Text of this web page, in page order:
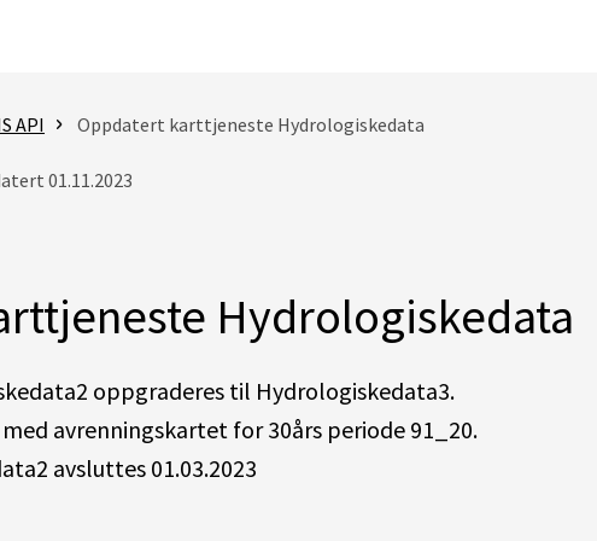
API Oppdatert karttjeneste Hydrologiskedata
01.11.2023
Hydrologiskedata
oppgraderes til Hydrologiskedata3.
avrenningskartet for 30års periode 91_20.
avsluttes 01.03.2023